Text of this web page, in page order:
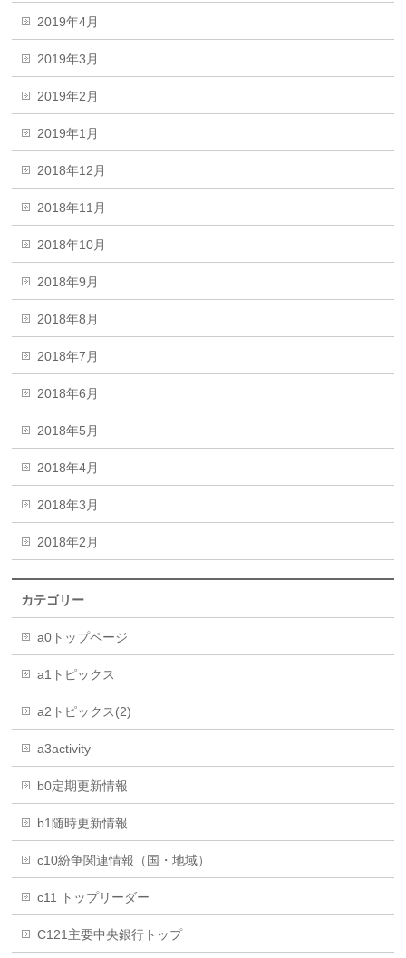
2019年4月
2019年3月
2019年2月
2019年1月
2018年12月
2018年11月
2018年10月
2018年9月
2018年8月
2018年7月
2018年6月
2018年5月
2018年4月
2018年3月
2018年2月
カテゴリー
a0トップページ
a1トピックス
a2トピックス(2)
a3activity
b0定期更新情報
b1随時更新情報
c10紛争関連情報（国・地域）
c11 トップリーダー
C121主要中央銀行トップ